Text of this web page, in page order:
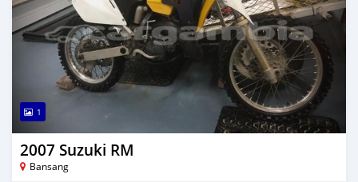
1
2007 Suzuki RM
Bansang